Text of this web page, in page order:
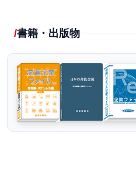
書籍・出版物